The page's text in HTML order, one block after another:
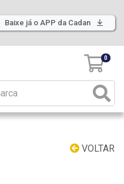
Baixe já o APP da Cadan
0
VOLTAR